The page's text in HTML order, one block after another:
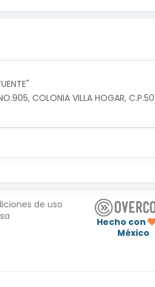
COLONIA VILLA HOGAR,
de uso
Hecho con
México